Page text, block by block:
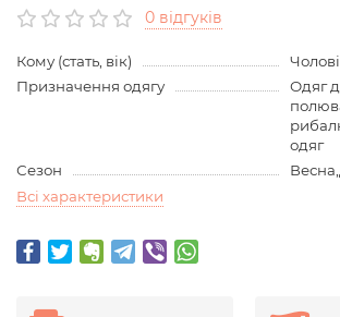
0 відгуків
Кому (стать, вік)
Призначення одягу
Одяг
одяг
Сезон
Всі характеристики